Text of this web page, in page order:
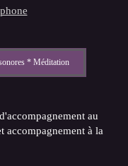
* Méditation
au
accompagnement à la